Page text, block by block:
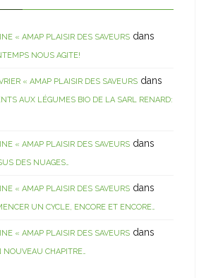
« AMAP PLAISIR DES SAVEURS dans
NOUS AGITE!
« AMAP PLAISIR DES SAVEURS dans
AUX LÉGUMES BIO DE LA SARL RENARD:
« AMAP PLAISIR DES SAVEURS dans
DES NUAGES…
« AMAP PLAISIR DES SAVEURS dans
UN CYCLE, ENCORE ET ENCORE…
« AMAP PLAISIR DES SAVEURS dans
CHAPITRE…